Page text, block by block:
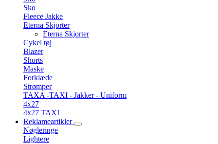
Sko
Fleece Jakke
Eterna Skjorter
Eterna Skjorter
Cykel tøj
Blazer
Shorts
Maske
Forklæde
Strømper
TAXA -TAXI - Jakker - Uniform
4x27
4x27 TAXI
Reklameartikler
Nøgleringe
Lightere